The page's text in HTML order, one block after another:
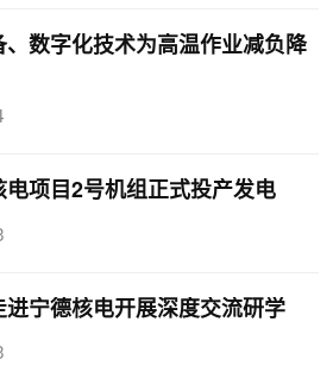
数字化技术为高温作业减负降
项目2号机组正式投产发电
宁德核电开展深度交流研学